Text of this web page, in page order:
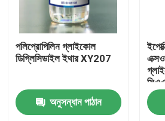
পলিপ্রোপিলিন গ্লাইকোল
ডিগ্লিসিডাইল ইথার XY207
অনুসন্ধান পাঠান